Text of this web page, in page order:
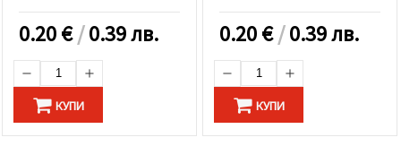
0.20€/0.39 лв.
КУПИ
0.20€/0.39 лв.
КУПИ